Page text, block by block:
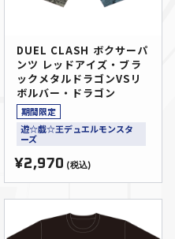
DUEL CLASH ボクサーパ
ンツ レッドアイズ・ブラ
ックメタルドラゴンVSリ
ボルバー・ドラゴン
期間限定
遊☆戯☆王デュエルモンスタ
ーズ
¥2,970 (税込)